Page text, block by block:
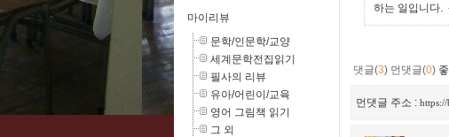
마이리뷰
문학/인문학/교양
세계문학전집읽기
필사의 리뷰
유아/어린이/교육
영어 그림책 읽기
그 외
하는 일입니다.
댓글(3) 먼댓글(0)
먼댓글 주소 :